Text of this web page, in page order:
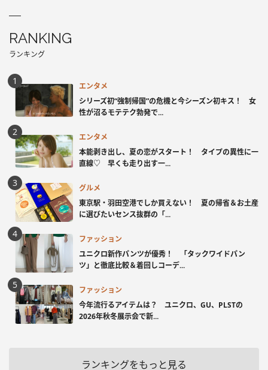
RANKING
ランキング
エンタメ
シリーズ初“強制帰国”の危機と今シーズン初キス！ 女
性が沼るモテテク勃発で...
エンタメ
本能剥き出し、夏の恋がスタート！ タイプの異性に一
直線♡ 早くも走り出す一...
グルメ
東京駅・羽田空港でしか買えない！ 夏の帰省＆お土産
に選びたいセンス抜群の「...
ファッション
ユニクロ新作パンツが優秀！ 「タックワイドパン
ツ」と徹底比較＆着回しコーデ...
ファッション
今年流行るアイテムは？ ユニクロ、GU、PLSTの
2026年秋冬展示会で新...
ランキングをもっと見る